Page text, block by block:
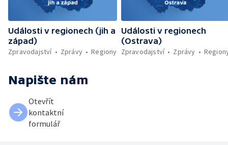
Události v regionech (jih a
západ)
Zpravodajství
Zprávy Regiony
Události v regionech
(Ostrava)
Zpravodajství
Zprávy
Napište nám
Otevřít
kontaktní
formulář